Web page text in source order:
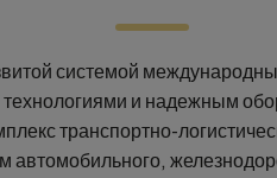
системой
и надежным
транспортно-
автомобильного,